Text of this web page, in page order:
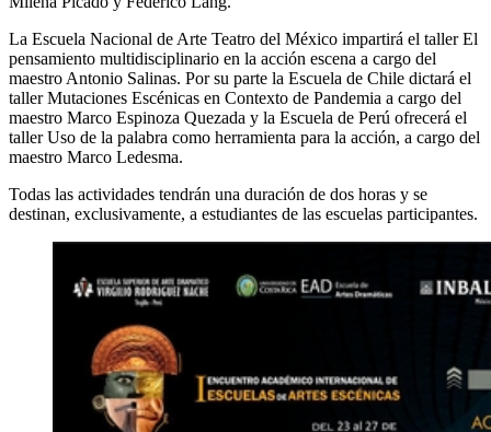
La Escuela Nacional de Arte Teatro del México impartirá el taller El
pensamiento multidisciplinario en la acción escena a cargo del
maestro Antonio Salinas. Por su parte la Escuela de Chile dictará el
taller Mutaciones Escénicas en Contexto de Pandemia a cargo del
maestro Marco Espinoza Quezada y la Escuela de Perú ofrecerá el
taller Uso de la palabra como herramienta para la acción, a cargo del
maestro Marco Ledesma.
Todas las actividades tendrán una duración de dos horas y se
destinan, exclusivamente, a estudiantes de las escuelas participantes.